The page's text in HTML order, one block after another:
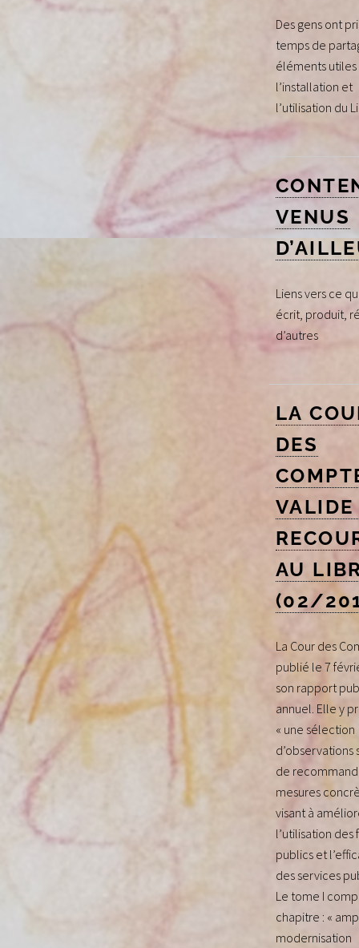
Des gens ont
temps de
éléments
l’installation et
l’utilisation du
VENUS
Liens vers ce
écrit, produit,
d’autres
LA
DES
VALIDE
AU
(02/
La Cour des
publié le 7
son rapport
annuel. Elle y
« une sélection
d’observations
de
mesures
visant à
l’utilisation des
publics et
des services
Le tome I
chapitre : «
modernisation